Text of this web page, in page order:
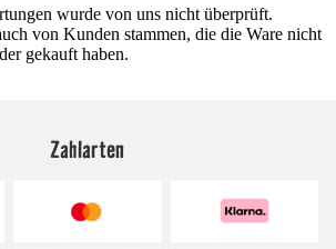
wurde von uns nicht überprüft.
von Kunden stammen, die die Ware nicht
gekauft haben.
Zahlarten